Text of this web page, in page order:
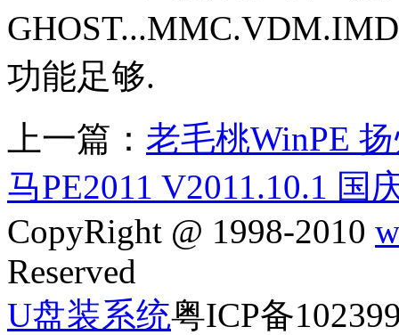
功能足够.
上一篇： 老毛桃WinPE
马PE2011 V2011.10.1 国
CopyRight @ 1998-2010
Reserved
U盘装系统粤ICP备